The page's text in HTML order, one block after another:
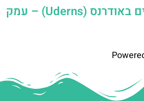
מלונות מומלצים באודרנס (Uderns) – עמק